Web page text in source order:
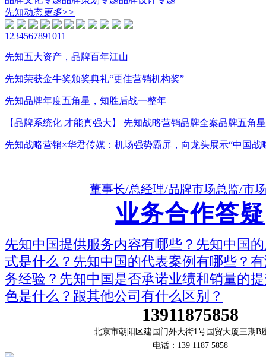
先知动态更多>>
1 234567891011
先知五大资产，品牌百年江山
先知荣获金牛奖颁奖典礼“更佳营销机构奖”
先知品牌年度五角星，知胜后战一整年
【品牌系统化 才能真强大】 先知战略营销品牌全案品牌五角星
先知战略营销×华君传媒：机场强势霸屏，向龙头展示“中国战
董事长/总经理/品牌市场总监/市
业务合作答疑
先知中国提供服务内容有哪些？先知中国
式是什么？先知中国的代表案例有哪些？
务经验？先知中国是否承诺业绩和销量的
色是什么？跟其他公司有什么区别？
13911875858
北京市朝阳区建国门外大街1号国贸大厦三期B
电话：139 1187 5858